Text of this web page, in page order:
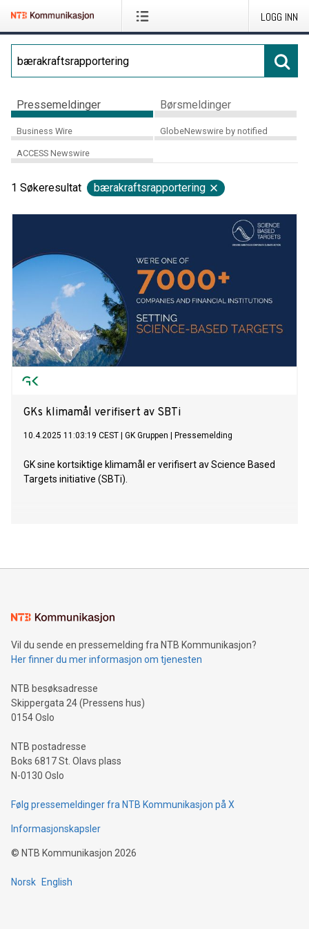
LOGG INN
Pressemeldinger Børsmeldinger
Business Wire GlobeNewswire by notified
ACCESS Newswire
1 Søkeresultat bærakraftsrapportering
GKs klimamål verifisert av SBTi
10.4.2025 11:03:19 CEST GK Gruppen Pressemelding
GK sine kortsiktige klimamål er verifisert av Science Based
Targets initiative (SBTi).
Vil du sende en pressemelding fra NTB Kommunikasjon?
Her finner du mer informasjon om tjenesten
NTB besøksadresse
Skippergata 24 (Pressens hus)
0154 Oslo
NTB postadresse
Boks 6817 St. Olavs plass
N-0130 Oslo
Følg pressemeldinger fra NTB Kommunikasjon på X
Informasjonskapsler
© NTB Kommunikasjon 2026
Norsk English